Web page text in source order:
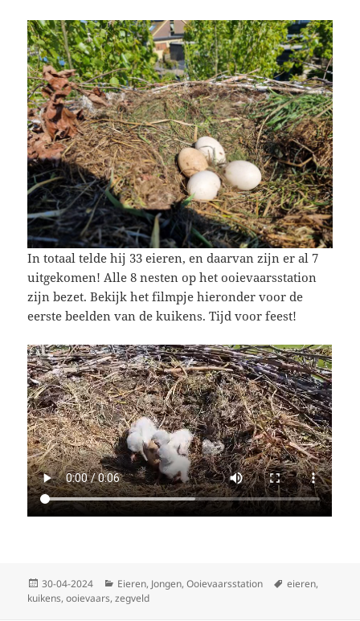
In totaal telde hij 33 eieren, en daarvan zijn er al 7
uitgekomen! Alle 8 nesten op het ooievaarsstation
zijn bezet. Bekijk het filmpje hieronder voor de
eerste beelden van de kuikens. Tijd voor feest!
Geplaatst
op
30-04-2024 Categorieën
Eieren, Jongen,Ooievaarsstation Tags
eieren,
kuikens,ooievaars,zegveld